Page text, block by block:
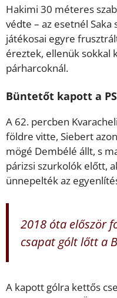
Hakimi 30 méteres
védte – az esetnél
játékosai egyre
éreztek, ellenük sokkal
párharcoknál.
Büntetőt kapott a
A 62. percben
földre vitte, Siebert
mögé Dembélé állt, s
párizsi szurkolók előtt,
ünnepelték az
2018 óta először
csapat gólt lőtt a
A kapott gólra kettős